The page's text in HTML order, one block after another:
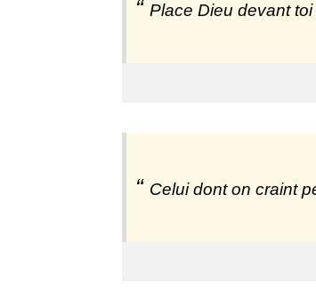
Place Dieu devant
Celui dont on craint